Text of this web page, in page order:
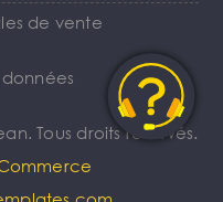
de vente
Tous droits réservés.